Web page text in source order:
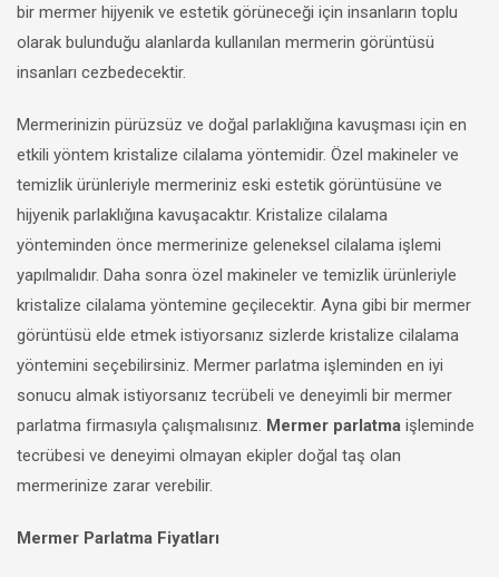
bir mermer hijyenik ve estetik görüneceği için insanların toplu
olarak bulunduğu alanlarda kullanılan mermerin görüntüsü
insanları cezbedecektir.
Mermerinizin pürüzsüz ve doğal parlaklığına kavuşması için en
etkili yöntem kristalize cilalama yöntemidir. Özel makineler ve
temizlik ürünleriyle mermeriniz eski estetik görüntüsüne ve
hijyenik parlaklığına kavuşacaktır. Kristalize cilalama
yönteminden önce mermerinize geleneksel cilalama işlemi
yapılmalıdır. Daha sonra özel makineler ve temizlik ürünleriyle
kristalize cilalama yöntemine geçilecektir. Ayna gibi bir mermer
görüntüsü elde etmek istiyorsanız sizlerde kristalize cilalama
yöntemini seçebilirsiniz. Mermer parlatma işleminden en iyi
sonucu almak istiyorsanız tecrübeli ve deneyimli bir mermer
parlatma firmasıyla çalışmalısınız. Mermer parlatma işleminde
tecrübesi ve deneyimi olmayan ekipler doğal taş olan
mermerinize zarar verebilir.
Mermer Parlatma Fiyatları